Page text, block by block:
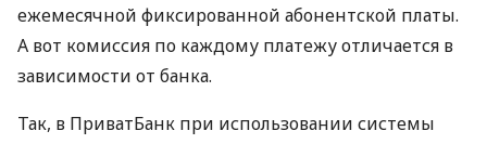
ежемесячной фиксированной абонентской платы.
А вот комиссия по каждому платежу отличается в
зависимости от банка.
Так, в ПриватБанк при использовании системы